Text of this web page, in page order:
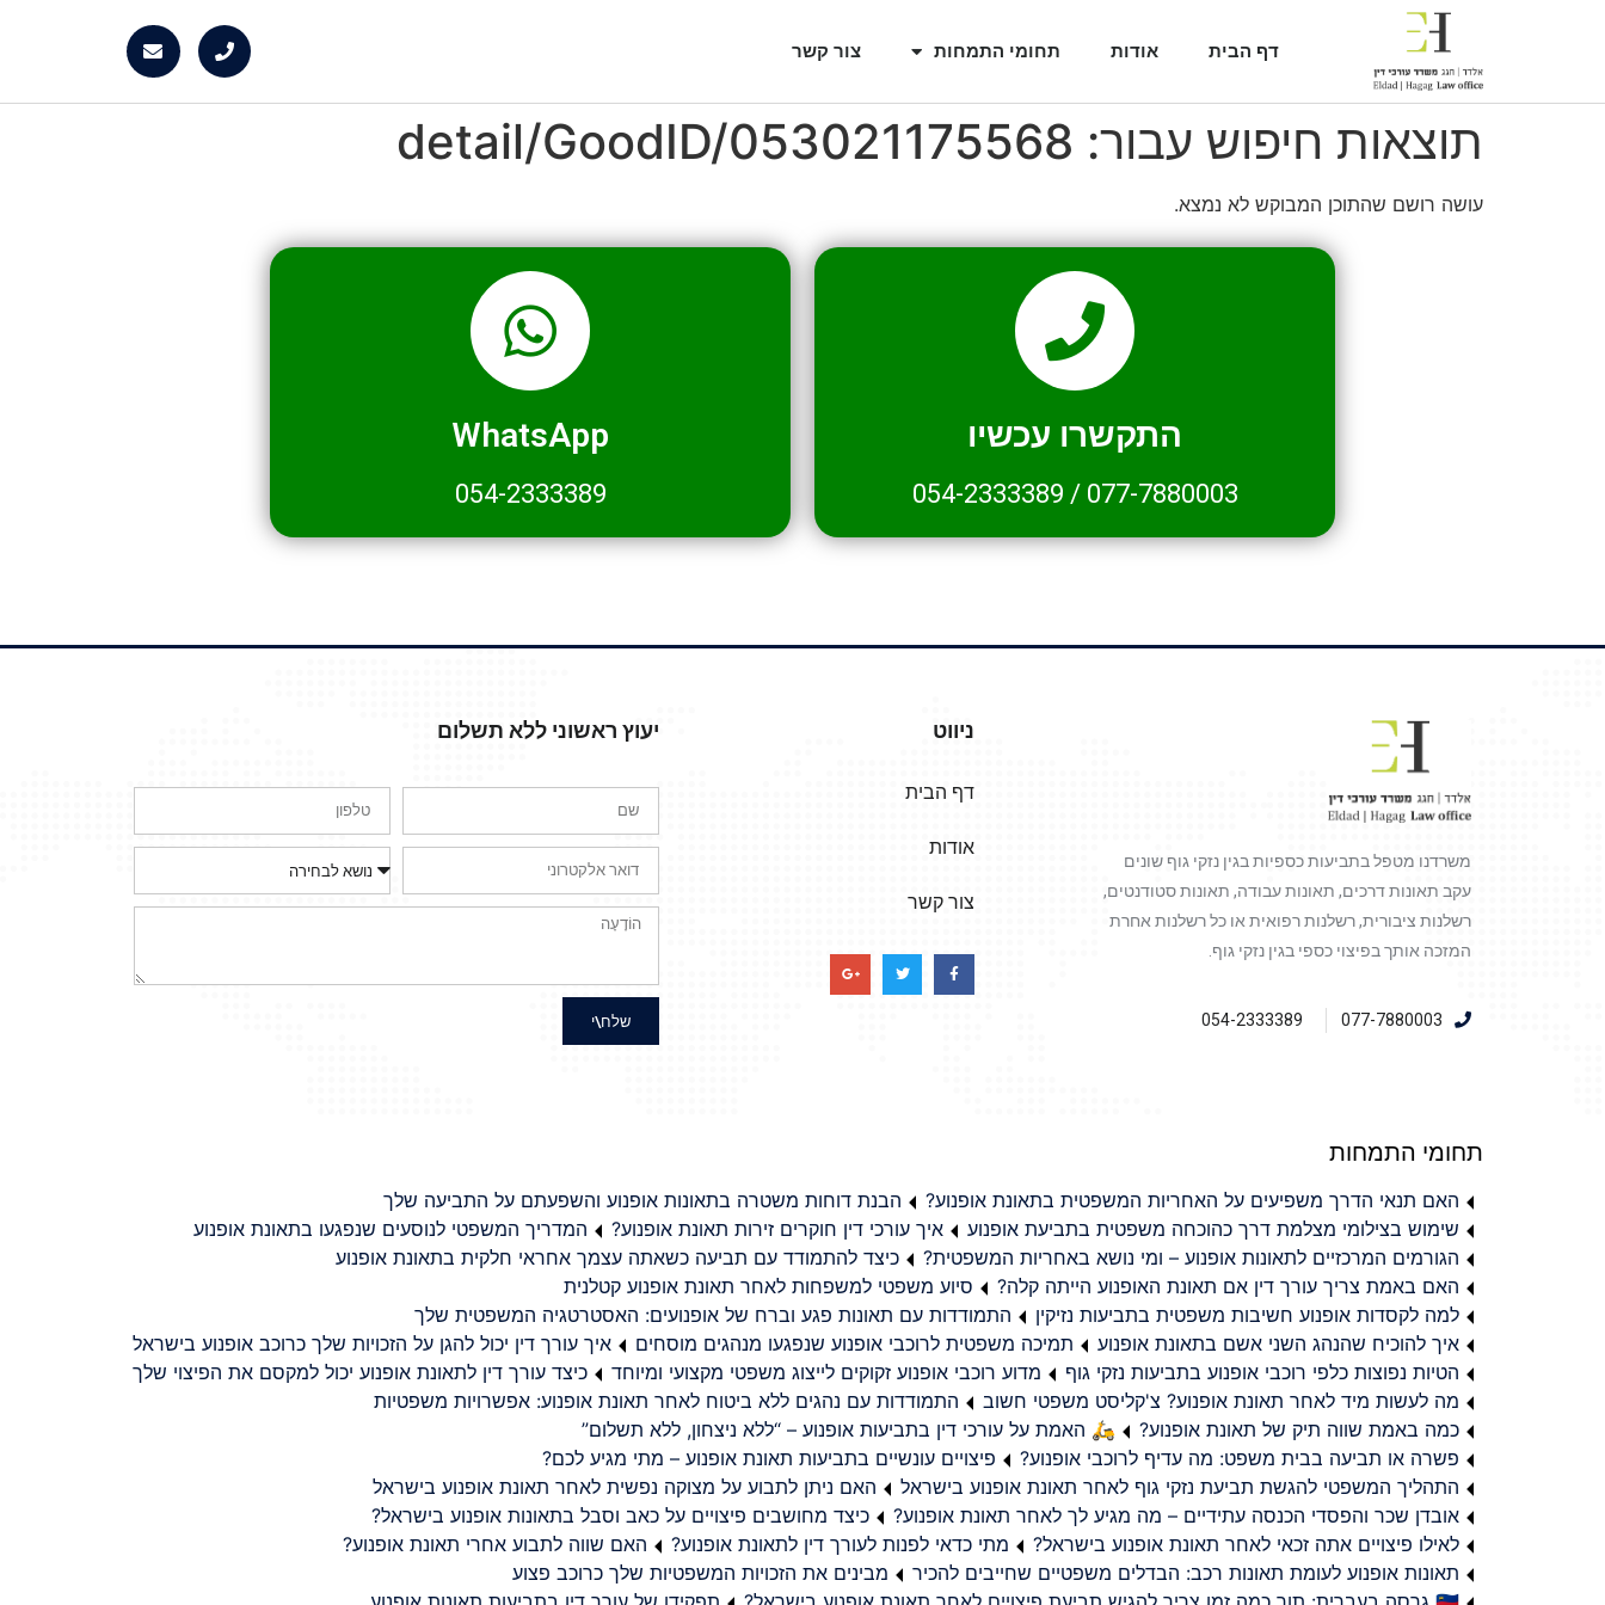
דף הבית אודות תחומי התמחות צור קשר
תוצאות חיפוש עבור: detail/GoodID/053021175568
עושה רושם שהתוכן המבוקש לא נמצא.
התקשרו עכשיו
077-7880003
/
054-2333389
WhatsApp
054-2333389
משרדנו מטפל בתביעות כספיות בגין נזקי גוף שונים
עקב תאונות דרכים, תאונות עבודה, תאונות סטודנטים,
רשלנות ציבורית, רשלנות רפואית או כל רשלנות אחרת
המזכה אותך בפיצוי כספי בגין נזקי גוף.
077-7880003
054-2333389
ניווט
דף הבית
אודות
צור קשר
יעוץ ראשוני ללא תשלום
שלח\י
תחומי התמחות
האם תנאי הדרך משפיעים על האחריות המשפטית בתאונת אופנוע?
הבנת דוחות משטרה בתאונות אופנוע והשפעתם על התביעה שלך
שימוש בצילומי מצלמת דרך כהוכחה משפטית בתביעת אופנוע
איך עורכי דין חוקרים זירות תאונת אופנוע?
המדריך המשפטי לנוסעים שנפגעו בתאונת אופנוע
הגורמים המרכזיים לתאונות אופנוע – ומי נושא באחריות המשפטית?
כיצד להתמודד עם תביעה כשאתה עצמך אחראי חלקית בתאונת אופנוע
האם באמת צריך עורך דין אם תאונת האופנוע הייתה קלה?
סיוע משפטי למשפחות לאחר תאונת אופנוע קטלנית
למה לקסדות אופנוע חשיבות משפטית בתביעות נזיקין
התמודדות עם תאונות פגע וברח של אופנועים: האסטרטגיה המשפטית שלך
איך להוכיח שהנהג השני אשם בתאונת אופנוע
תמיכה משפטית לרוכבי אופנוע שנפגעו מנהגים מוסחים
איך עורך דין יכול להגן על הזכויות שלך כרוכב אופנוע בישראל
הטיות נפוצות כלפי רוכבי אופנוע בתביעות נזקי גוף
מדוע רוכבי אופנוע זקוקים לייצוג משפטי מקצועי ומיוחד
כיצד עורך דין לתאונת אופנוע יכול למקסם את הפיצוי שלך
מה לעשות מיד לאחר תאונת אופנוע? צ'קליסט משפטי חשוב
התמודדות עם נהגים ללא ביטוח לאחר תאונת אופנוע: אפשרויות משפטיות
כמה באמת שווה תיק של תאונת אופנוע?
🛵 האמת על עורכי דין בתביעות אופנוע – “ללא ניצחון, ללא תשלום”
פשרה או תביעה בבית משפט: מה עדיף לרוכבי אופנוע?
פיצויים עונשיים בתביעות תאונת אופנוע – מתי מגיע לכם?
התהליך המשפטי להגשת תביעת נזקי גוף לאחר תאונת אופנוע בישראל
האם ניתן לתבוע על מצוקה נפשית לאחר תאונת אופנוע בישראל
אובדן שכר והפסדי הכנסה עתידיים – מה מגיע לך לאחר תאונת אופנוע?
כיצד מחושבים פיצויים על כאב וסבל בתאונות אופנוע בישראל?
לאילו פיצויים אתה זכאי לאחר תאונת אופנוע בישראל?
מתי כדאי לפנות לעורך דין לתאונת אופנוע?
האם שווה לתבוע אחרי תאונת אופנוע?
תאונות אופנוע לעומת תאונות רכב: הבדלים משפטיים שחייבים להכיר
מבינים את הזכויות המשפטיות שלך כרוכב פצוע